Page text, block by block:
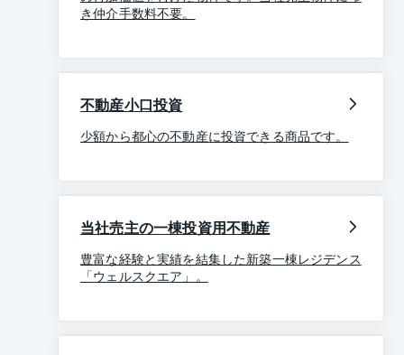
き仲介手数料不要。
不動産小口投資
少額から都心の不動産に投資できる商品です。
当社売主の一棟投資用不動産
豊富な経験と実績を結集した新築一棟レジデンス
「ウェルスクエア」。